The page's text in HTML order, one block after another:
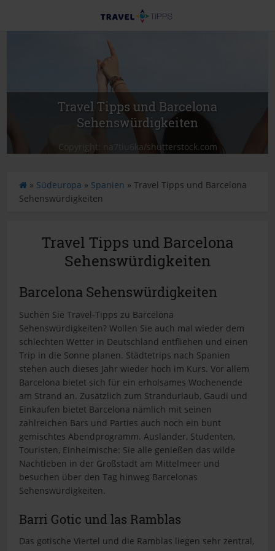
Travel Tipps und Barcelona
Sehenswürdigkeiten
Copyright: na7tiu6ka/shutterstock.com
S
t
t
» Südeuropa » Spanien »Travel Tipps und Barcelona
Sehenswürdigkeiten
Travel Tipps und Barcelona
Sehenswürdigkeiten
Barcelona Sehenswürdigkeiten
Suchen Sie Travel-Tipps zu Barcelona
Sehenswürdigkeiten? Wollen Sie auch mal wieder dem
schlechten Wetter in Deutschland entfliehen und einen
Trip in die Sonne planen. Städtetrips nach Spanien
stehen auch dieses Jahr wieder hoch im Kurs. Vor allem
Barcelona bietet sich für ein erholsames Wochenende
am Strand an. Zusätzlich zum Strandurlaub, Gaudi und
Einkaufen bietet Barcelona nämlich mit seinen
zahlreichen Bars und Parties auch noch ein bunt
gemischtes Abendprogramm. Ausländer, Studenten,
Touristen, Einheimische: Sie alle genießen das wilde
Nachtleben in der Großstadt am Mittelmeer und
besuchen über den Tag hinweg Barcelonas
Sehenswürdigkeiten.
Barri Gotic und las Ramblas
Das gotische Viertel und die Ramblas liegen sehr zentral,